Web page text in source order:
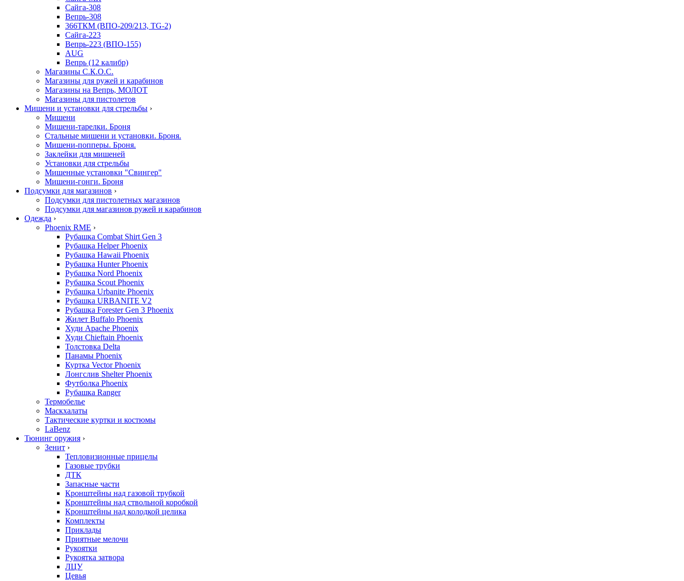
Сайга-308
Вепрь-308
366ТКМ (ВПО-209/213, TG-2)
Сайга-223
Вепрь-223 (ВПО-155)
AUG
Вепрь (12 калибр)
Магазины С.К.О.С.
Магазины для ружей и карабинов
Магазины на Вепрь, МОЛОТ
Магазины для пистолетов
Мишени и установки для стрельбы ›
Мишени
Мишени-тарелки. Броня
Стальные мишени и установки. Броня.
Мишени-попперы. Броня.
Заклейки для мишеней
Установки для стрельбы
Мишенные установки "Свингер"
Мишени-гонги. Броня
Подсумки для магазинов ›
Подсумки для пистолетных магазинов
Подсумки для магазинов ружей и карабинов
Одежда ›
Phoenix RME ›
Рубашка Combat Shirt Gen 3
Рубашка Helper Phoenix
Рубашка Hawaii Phoenix
Рубашка Hunter Phoenix
Рубашка Nord Phoenix
Рубашка Scout Phoenix
Рубашка Urbanite Phoenix
Рубашка URBANITE V2
Рубашка Forester Gen 3 Phoenix
Жилет Buffalo Phoenix
Худи Apache Phoenix
Худи Chieftain Phoenix
Толстовка Delta
Панамы Phoenix
Куртка Vector Phoenix
Лонгслив Shelter Phoenix
Футболка Phoenix
Рубашка Ranger
Термобелье
Маскхалаты
Тактические куртки и костюмы
LaBenz
Тюнинг оружия ›
Зенит ›
Тепловизионные прицелы
Газовые трубки
ДТК
Запасные части
Кронштейны над газовой трубкой
Кронштейны над ствольной коробкой
Кронштейны над колодкой целика
Комплекты
Приклады
Приятные мелочи
Рукоятки
Рукоятка затвора
ЛЦУ
Цевья